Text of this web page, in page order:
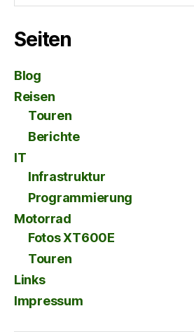
Seiten
Blog
Reisen
Touren
Berichte
IT
Infrastruktur
Programmierung
Motorrad
Fotos XT600E
Touren
Links
Impressum